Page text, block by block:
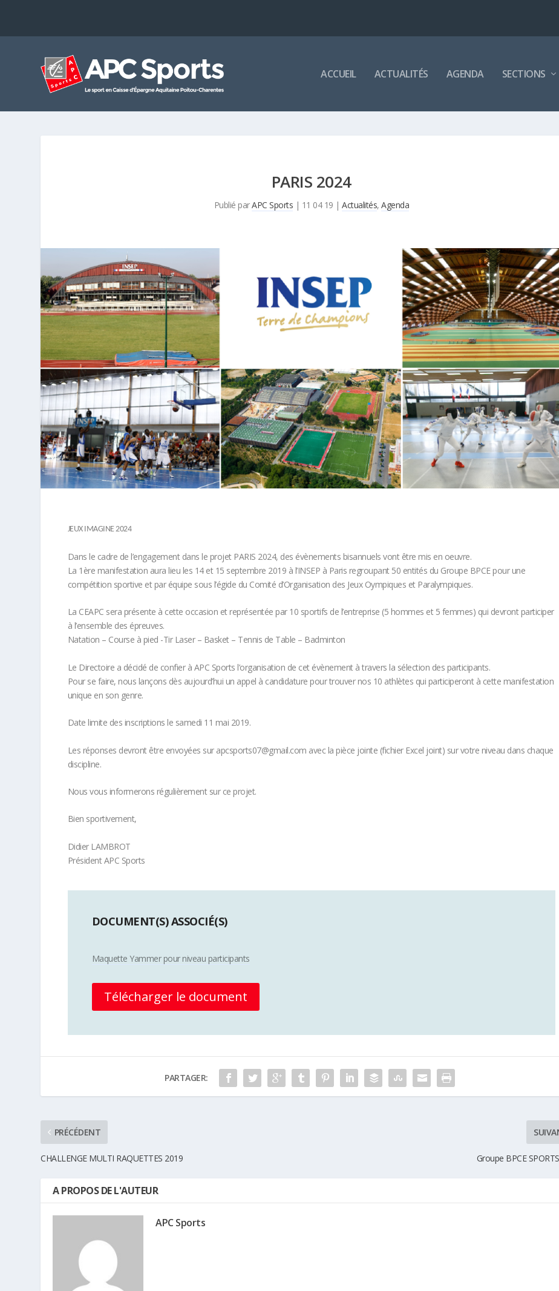
ACCUEIL ACTUALITÉS AGENDA SECTIONS
PARIS 2024
Publié parAPC Sports | 11 04 19 |Actualités,Agenda
JEUX IMAGINE 2024
Dans le cadre de l’engagement dans le projet PARIS 2024, des évènements bisannuels vont être mis en oeuvre.
La 1ère manifestation aura lieu les 14 et 15 septembre 2019 à l’INSEP à Paris regroupant 50 entités du Groupe BPCE pour une
compétition sportive et par équipe sous l’égide du Comité d’Organisation des Jeux Oympiques et Paralympiques.
La CEAPC sera présente à cette occasion et représentée par 10 sportifs de l’entreprise (5 hommes et 5 femmes) qui devront participer
à l’ensemble des épreuves.
Natation – Course à pied -Tir Laser – Basket – Tennis de Table – Badminton
Le Directoire a décidé de confier à APC Sports l’organisation de cet évènement à travers la sélection des participants.
Pour se faire, nous lançons dès aujourd’hui un appel à candidature pour trouver nos 10 athlètes qui participeront à cette manifestation
unique en son genre.
Date limite des inscriptions le samedi 11 mai 2019.
Les réponses devront être envoyées sur apcsports07@gmail.com avec la pièce jointe (fichier Excel joint) sur votre niveau dans chaque
discipline.
Nous vous informerons régulièrement sur ce projet.
Bien sportivement,
Didier LAMBROT
Président APC Sports
DOCUMENT(S) ASSOCIÉ(S)
Maquette Yammer pour niveau participants
Télécharger le document
PARTAGER:
PRÉCÉDENT
CHALLENGE MULTI RAQUETTES 2019 Groupe BPCE
A PROPOS DE L'AUTEUR
APC Sports